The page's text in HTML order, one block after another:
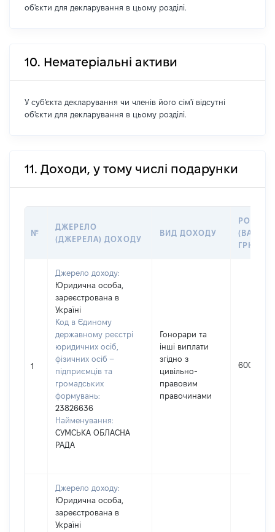
об'єкти для декларування в цьому розділі.
10. Нематеріальні активи
У суб'єкта декларування чи членів його сім'ї відсутні
об'єкти для декларування в цьому розділі.
11. Доходи, у тому числі подарунки
№
ДЖЕРЕЛО
(ДЖЕРЕЛА) ДОХОДУ
ВИД ДОХОДУ
РОЗМІР
ГРН
1
Джерело доходу:
Юридична особа,
зареєстрована в
Україні
Код в Єдиному
державному реєстрі
юридичних осіб,
фізичних осіб –
підприємців та
громадських
формувань:
23826636
Найменування:
СУМСЬКА ОБЛАСНА
РАДА
Гонорари та
інші виплати
згідно з
цивільно-
правовим
правочинами
60000
Джерело доходу:
Юридична особа,
зареєстрована в
Україні